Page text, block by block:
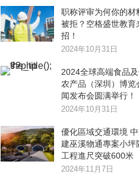
职称评审为何你的材
被拒？空格盛世教育
招！
2024年10月31日
2024全球高端食品
农产品（深圳）博览
闻发布会圆满举行！
2024年10月31日
優化區域交通環境
建巫溪物通專案小坪
工程進尺突破600米
2024年11月7日